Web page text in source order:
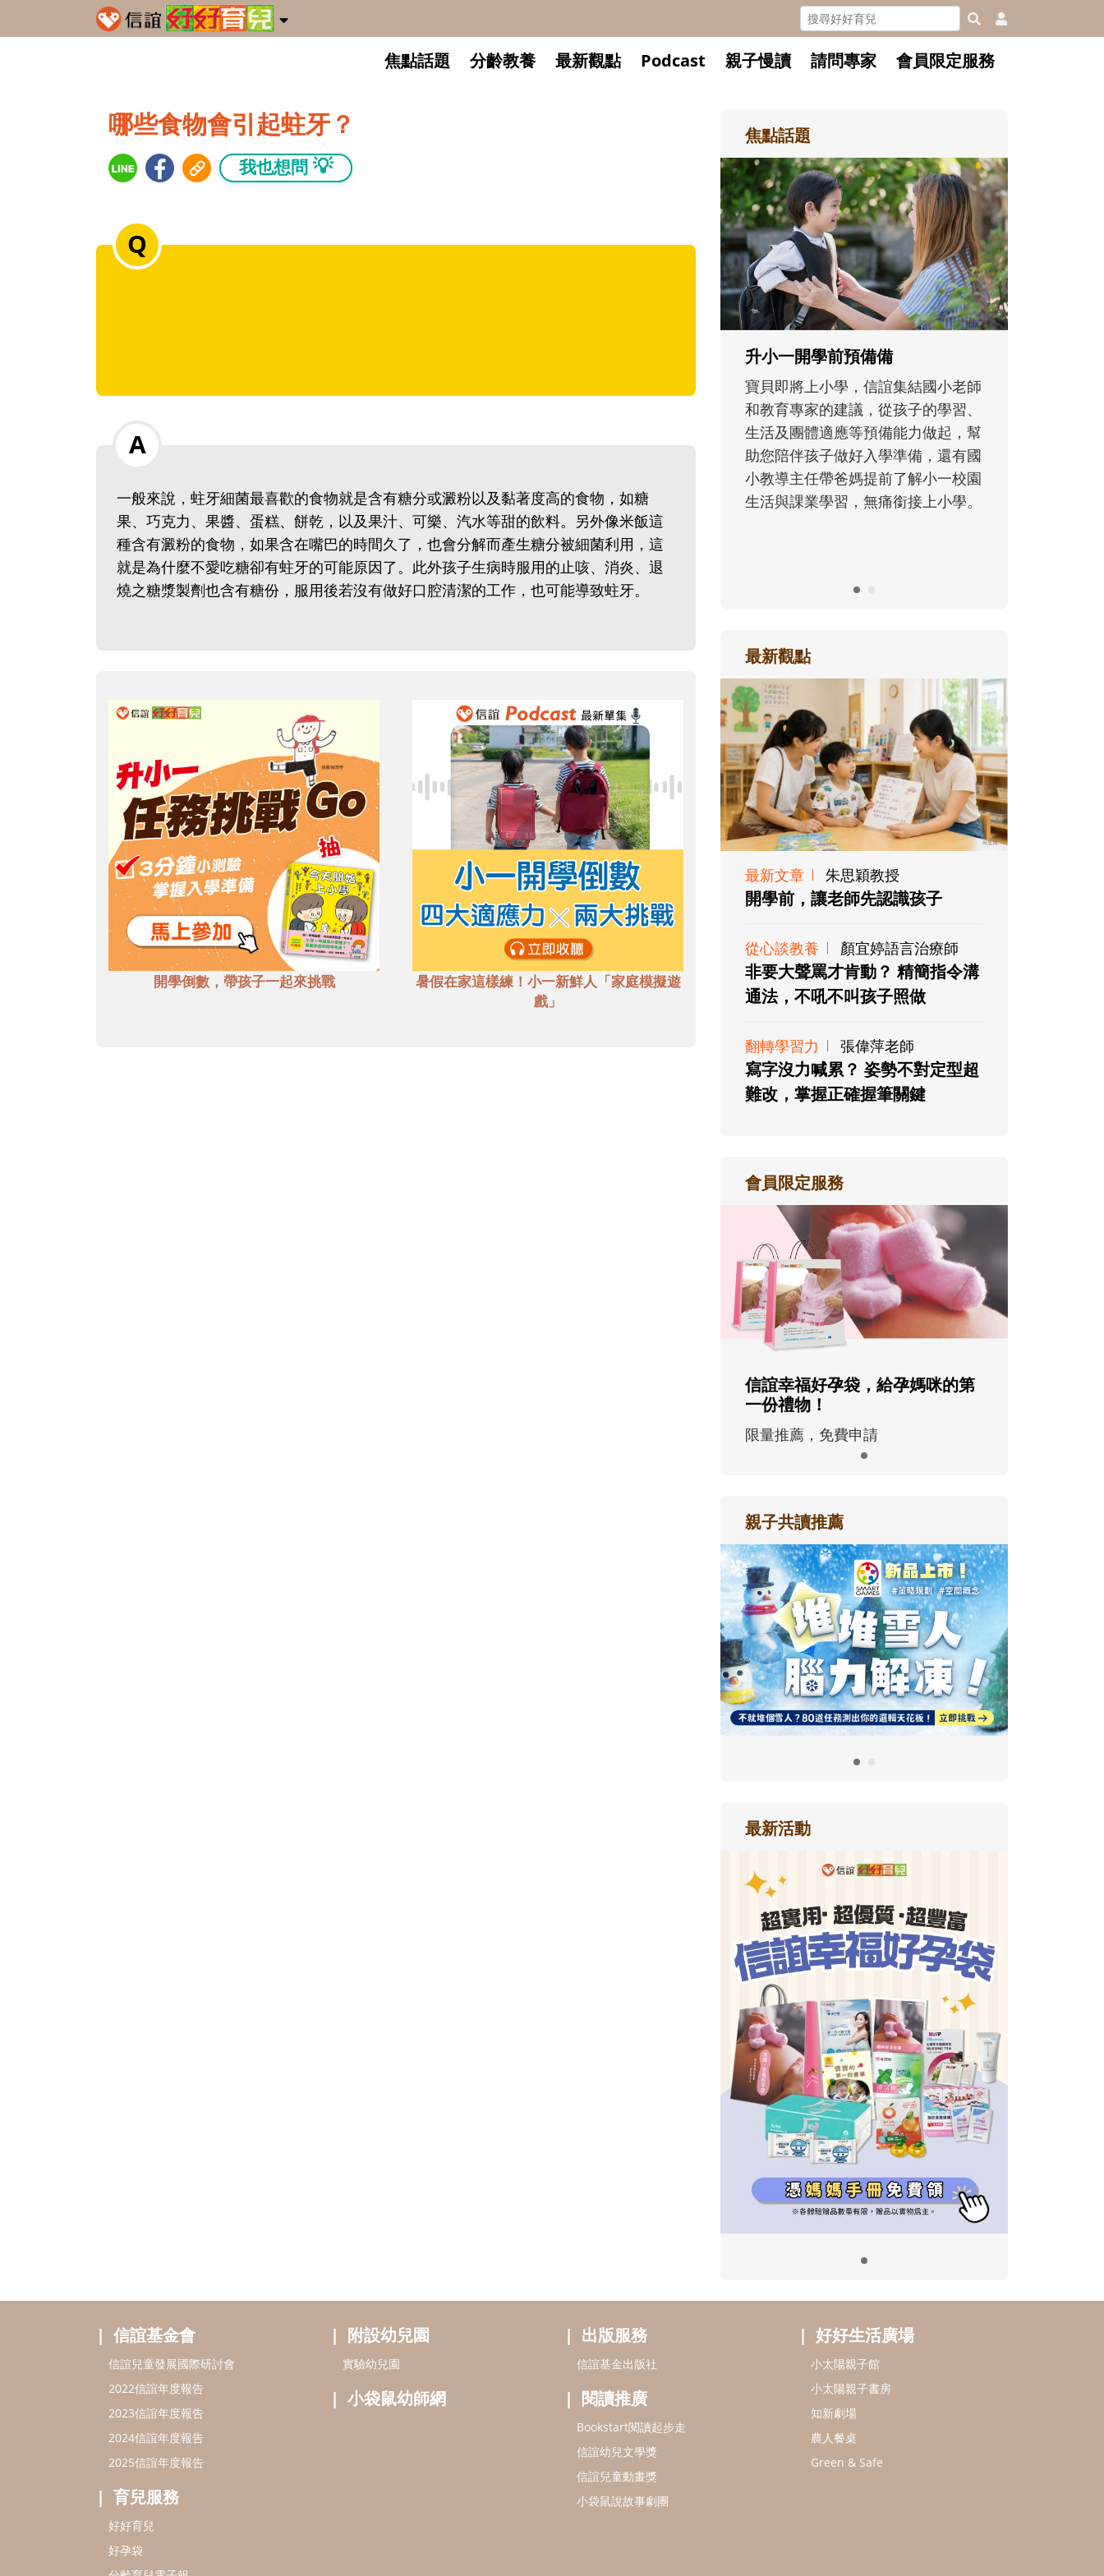
焦點話題 分齡教養 最新觀點 Podcast 親子慢讀 請問專家 會員限定服務
哪些食物會引起蛀牙？
我也想問 💡
一般來說，蛀牙細菌最喜歡的食物就是含有糖分或澱粉以及黏著度高的食物，如糖
果、巧克力、果醬、蛋糕、餅乾，以及果汁、可樂、汽水等甜的飲料。另外像米飯這
種含有澱粉的食物，如果含在嘴巴的時間久了，也會分解而產生糖分被細菌利用，這
就是為什麼不愛吃糖卻有蛀牙的可能原因了。此外孩子生病時服用的止咳、消炎、退
燒之糖漿製劑也含有糖份，服用後若沒有做好口腔清潔的工作，也可能導致蛀牙。
開學倒數，帶孩子一起來挑戰
暑假在家這樣練！小一新鮮人「家庭模擬遊
戲」
焦點話題
寶貝即將上小學，信誼集結國小老師
和教育專家的建議，從孩子的學習、
生活及團體適應等預備能力做起，幫
助您陪伴孩子做好入學準備，還有國
小教導主任帶爸媽提前了解小一校園
生活與課業學習，無痛銜接上小學。
和孩子一起長大的那個男人│讀
懂父親的不同模樣
沒有人天生就擅長當爸爸！男人總是
在一次次「前所未有」的體驗中，跟
著孩子一起長大。從給予安全感的肢
體遊戲，到獨立自主、角色認同及解
決問題的能力養成。爸爸正嘗試用不
同的模樣，參與孩子每個重要的成長
歷程。
最新觀點
最新文章 朱思穎教授
開學前，讓老師先認識孩子
從心談教養 顏宜婷語言治療師
非要大聲罵才肯動？ 精簡指令溝
通法，不吼不叫孩子照做
翻轉學習力 張偉萍老師
寫字沒力喊累？ 姿勢不對定型超
難改，掌握正確握筆關鍵
會員限定服務
信誼幸福好孕袋，給孕媽咪的第
一份禮物！
限量推薦，免費申請
親子共讀推薦
最新活動
信誼基金會
信誼兒童發展國際研討會
2022信誼年度報告
2023信誼年度報告
2024信誼年度報告
2025信誼年度報告
育兒服務
好好育兒
好孕袋
附設幼兒園
實驗幼兒園
小袋鼠幼師網
出版服務
信誼基金出版社
閱讀推廣
Bookstart閱讀起步走
信誼幼兒文學獎
信誼兒童動畫獎
小袋鼠說故事劇團
好好生活廣場
小太陽親子館
小太陽親子書房
知新劇場
農人餐桌
Green & Safe